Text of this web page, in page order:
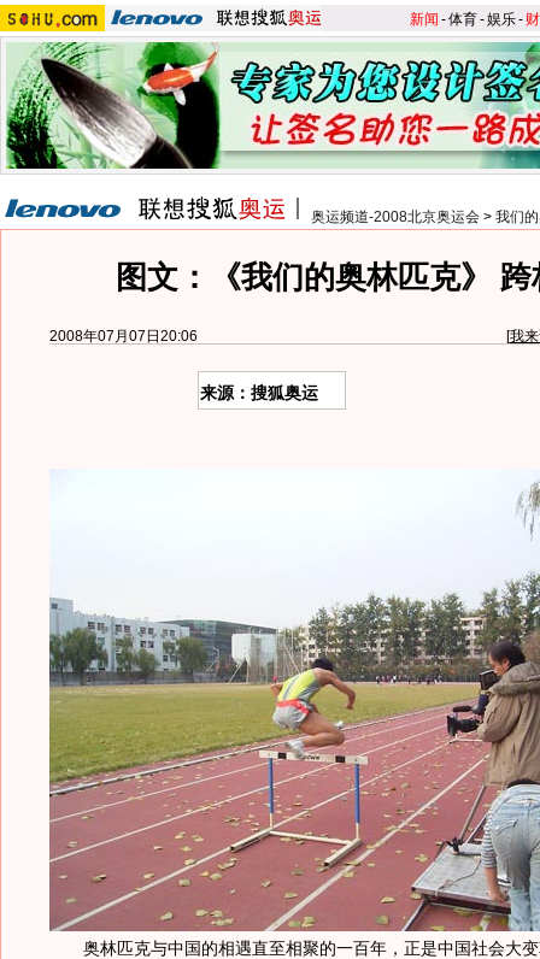
新闻 -体育-娱乐-
奥运频道-2008北京奥运会 > 我们
图文：《我们的奥林匹克》
2008年07月07日20:06 [我
来源：搜狐奥运
奥林匹克与中国的相遇直至相聚的一百年，正是中国社会大变